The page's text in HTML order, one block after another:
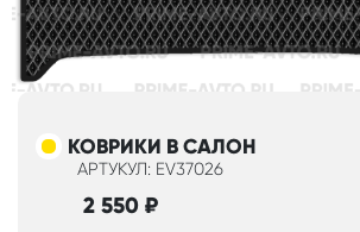
КОВРИКИ В САЛОН
АРТУКУЛ: EV37026
2 550 ₽